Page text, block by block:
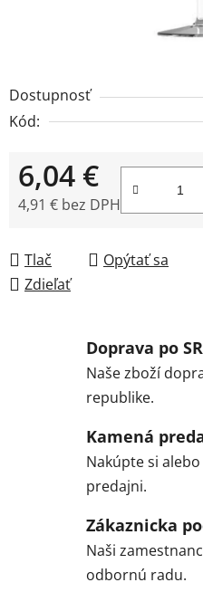
Dostupnosť
Kód:
6,04 €
4,91 € bez DPH
Tlač Opýtať sa
Zdieľať
Doprava po
Naše zboží
republike.
Kamená
Nakúpte si
predajni.
Zákaznicka
Naši
odbornú radu.